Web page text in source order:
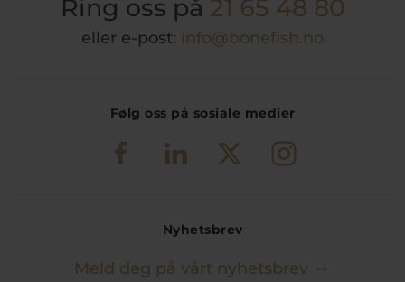
Ring oss på 21 65 48 80
eller e-post: info@bonefish.no
Følg oss på sosiale medier
Nyhetsbrev
Meld deg på vårt nyhetsbrev